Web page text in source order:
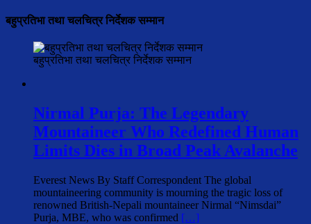
बहुप्रतिभा तथा चलचित्र निर्देशक सम्मान
बहुप्रतिभा तथा चलचित्र निर्देशक सम्मान
Nirmal Purja: The Legendary
Mountaineer Who Redefined Human
Limits Dies in Broad Peak Avalanche
Everest News By Staff Correspondent The global
mountaineering community is mourning the tragic loss of
renowned British-Nepali mountaineer Nirmal “Nimsdai”
Purja, MBE, who was confirmed […]